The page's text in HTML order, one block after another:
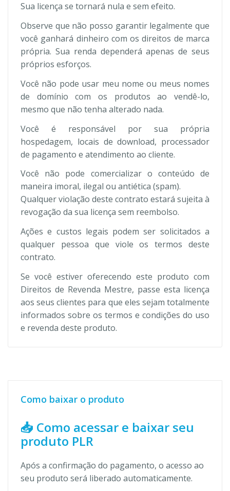
Sua licença se tornará nula e sem efeito.
Observe que não posso garantir legalmente que
você ganhará dinheiro com os direitos de marca
própria. Sua renda dependerá apenas de seus
próprios esforços.
Você não pode usar meu nome ou meus nomes
de domínio com os produtos ao vendê-lo,
mesmo que não tenha alterado nada.
Você é responsável por sua própria
hospedagem, locais de download, processador
de pagamento e atendimento ao cliente.
Você não pode comercializar o conteúdo de
maneira imoral, ilegal ou antiética (spam).
Qualquer violação deste contrato estará sujeita à
revogação da sua licença sem reembolso.
Ações e custos legais podem ser solicitados a
qualquer pessoa que viole os termos deste
contrato.
Se você estiver oferecendo este produto com
Direitos de Revenda Mestre, passe esta licença
aos seus clientes para que eles sejam totalmente
informados sobre os termos e condições do uso
e revenda deste produto.
Como baixar o produto
📥 Como acessar e baixar seu
produto PLR
Após a confirmação do pagamento, o acesso ao
seu produto será liberado automaticamente.